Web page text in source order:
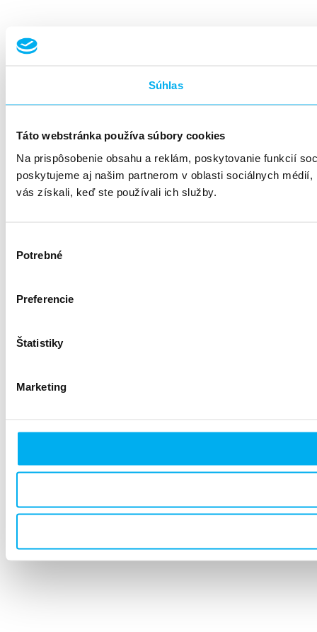
Súhlas
Táto webstránka používa súbory cookies
Na prispôsobenie obsahu a reklám, poskytovanie funkcií
poskytujeme aj našim partnerom v oblasti sociálnych
vás získali, keď ste používali ich služby.
súhlasu
Potrebné
Preferencie
Štatistiky
Marketing